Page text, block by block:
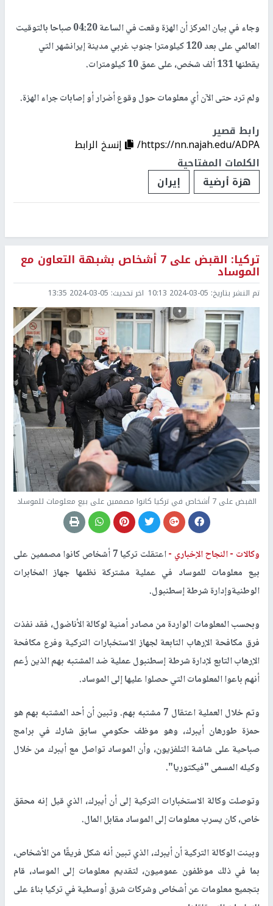
وجاء في بيان المركز أن الهزة وقعت في الساعة 04:20 صباحا بالتوقيت
العالمي على بعد 120 كيلومترا جنوب غربي مدينة إيرانشهر التي
يقطنها 131 ألف شخص، على عمق 10 كيلومترات.
ولم ترد حتى الآن أي معلومات حول وقوع أضرار أو إصابات جراء الهزة.
رابط قصير
https://nn.najah.edu/ADPA/
إنسخ الرابط
الكلمات المفتاحية
هزة أرضية
إيران
تركيا: القبض على 7 أشخاص بشبهة التعاون مع
الموساد
تم النشر بتاريخ: 2024-03-05 10:13 اخر تحديث: 2024-03-05 13:35
القبض على 7 أشخاص في تركيا كانوا مصممين على بيع معلومات للموساد
وكالات -النجاح الإخباري -
اعتقلت تركيا 7 أشخاص كانوا مصممين على
بيع معلومات للموساد في عملية مشتركة نظمها جهاز المخابرات
الوطنيةوإدارة شرطة إسطنبول.
وبحسب المعلومات الواردة من مصادر أمنية لوكالة الأناضول، فقد نفذت
فرق مكافحة الإرهاب التابعة لجهاز الاستخبارات التركية وفرع مكافحة
الإرهاب التابع لإدارة شرطة إسطنبول عملية ضد المشتبه بهم الذين زُعم
أنهم باعوا المعلومات التي حصلوا عليها إلى الموساد.
وتم خلال العملية اعتقال 7 مشتبه بهم. وتبين أن أحد المشتبه بهم هو
حمزة طورهان أيبرك، وهو موظف حكومي سابق شارك في برامج
صباحية على شاشة التلفزيون، وأن الموساد تواصل مع أيبرك من خلال
وكيله المسمى "فيكتوريا".
وتوصلت وكالة الاستخبارات التركية إلى أن أيبرك، الذي قيل إنه محقق
خاص، كان يسرب معلومات إلى الموساد مقابل المال.
وبينت الوكالة التركية أن أيبرك، الذي تبين أنه شكل فريقًا من الأشخاص،
بما في ذلك موظفون عموميون، لتقديم معلومات إلى الموساد، قام
بتجميع معلومات عن أشخاص وشركات شرق أوسطية في تركيا بناءً على